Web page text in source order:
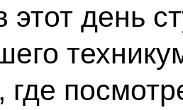
день
где